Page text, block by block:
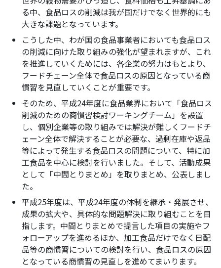
る中、食品ロスの削減は我が国だけでなく世界的にも
大きな課題となっています。
こうした中、わが国の食品事業者においても食品ロス
の削減に向けた取り組みの強化が望まれますが、これ
を推進していくためには、各企業の努力はもとより、
フードチェーン全体で食品ロスの原因となっている商
慣習を見直していくことが重要です。
そのため、平成24年度に食品業界において「食品ロス
削減のための商慣習検討ワーキングチーム」を設置
し、個別企業等の取り組みでは解決が難しくフードチ
ェーン全体で解決することが必要な、過剰在庫や返品
等によって発生する食品ロスの問題について、特に加
工食品を中心に検討を行いました。そして、活動成果
として「中間とりまとめ」を取りまとめ、公表しまし
た。
平成25年度は、平成24年度の体制を継承・発展させ、
成果の拡大や、具体的な問題解決に取り組むことを目
指します。中間とりまとめで提言した項目の実施やフ
ォローアップを進めるほか、加工食品だけでなく日配
品等の商慣習についての検討を行い、食品ロスの原因
となっている商慣習の見直しを進めてまいります。